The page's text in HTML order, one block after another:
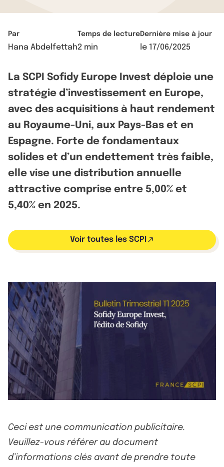
Par
Hana Abdelfettah
Temps de lecture
2 min
Dernière mise à jour
le 17/06/2025
La SCPI Sofidy Europe Invest déploie une
stratégie d’investissement en Europe,
avec des acquisitions à haut rendement
au Royaume-Uni, aux Pays-Bas et en
Espagne. Forte de fondamentaux
solides et d’un endettement très faible,
elle vise une distribution annuelle
attractive comprise entre 5,00% et
5,40% en 2025.
Voir toutes les SCPI
Ceci est une communication publicitaire.
Veuillez-vous référer au document
d’informations clés avant de prendre toute